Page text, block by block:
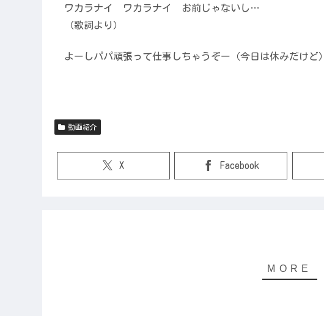
ワカラナイ ワカラナイ お前じゃないし…
（歌詞より）
よーしパパ頑張って仕事しちゃうぞー（今日は休みだけど）
動画紹介
X Facebook